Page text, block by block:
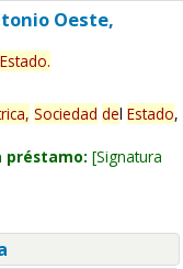
Oeste,
Estado.
Sociedad del Estado,
préstamo: Signatura